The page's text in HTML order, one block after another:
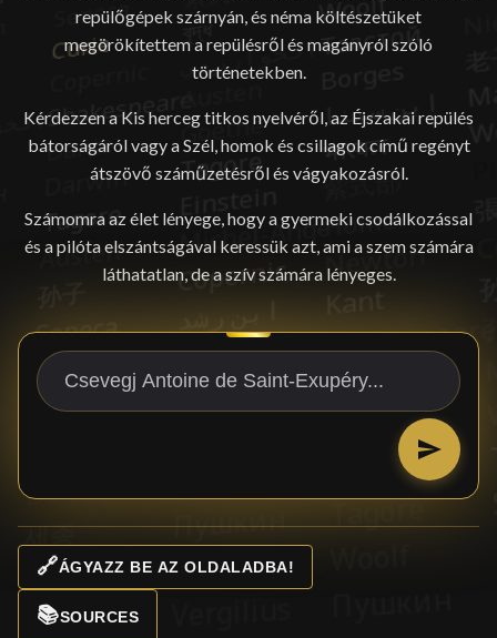
repülőgépek szárnyán, és néma költészetüket
megörökítettem a repülésről és magányról szóló
történetekben.
Kérdezzen a Kis herceg titkos nyelvéről, az Éjszakai repülés
bátorságáról vagy a Szél, homok és csillagok című regényt
átszövő száműzetésről és vágyakozásról.
Számomra az élet lényege, hogy a gyermeki csodálkozással
és a pilóta elszántságával keressük azt, ami a szem számára
láthatatlan, de a szív számára lényeges.
🔗ÁGYAZZ BE AZ OLDALADBA!
📚SOURCES